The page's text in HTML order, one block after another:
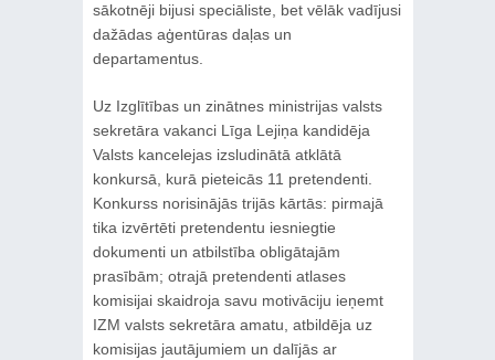
sākotnēji bijusi speciāliste, bet vēlāk vadījusi
dažādas aģentūras daļas un
departamentus.
Uz Izglītības un zinātnes ministrijas valsts
sekretāra vakanci Līga Lejiņa kandidēja
Valsts kancelejas izsludinātā atklātā
konkursā, kurā pieteicās 11 pretendenti.
Konkurss norisinājās trijās kārtās: pirmajā
tika izvērtēti pretendentu iesniegtie
dokumenti un atbilstība obligātajām
prasībām; otrajā pretendenti atlases
komisijai skaidroja savu motivāciju ieņemt
IZM valsts sekretāra amatu, atbildēja uz
komisijas jautājumiem un dalījās ar